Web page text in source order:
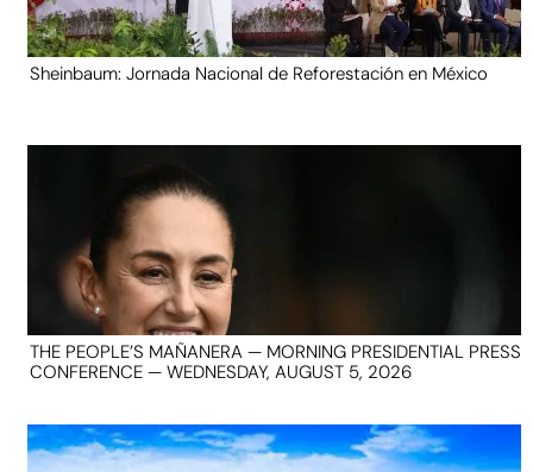
Sheinbaum: Jornada Nacional de Reforestación en México
THE PEOPLE’S MAÑANERA — MORNING PRESIDENTIAL PRESS
CONFERENCE — WEDNESDAY, AUGUST 5, 2026